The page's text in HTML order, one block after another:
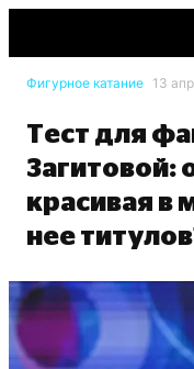
Фигурное катание 13
Тест для
Загитовой:
красивая в
нее